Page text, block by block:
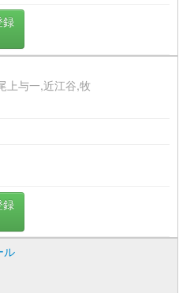
録
上与一,近江谷,牧
録
ル